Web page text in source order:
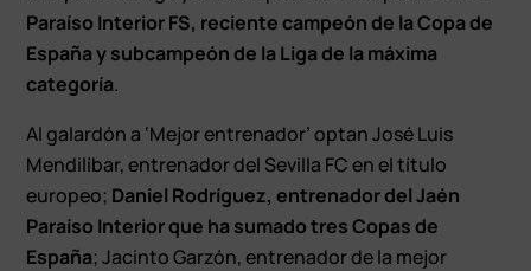
Paraíso Interior FS, reciente campeón de la Copa de
España y subcampeón de la Liga de la máxima
categoría.
Al galardón a ‘Mejor entrenador’ optan José Luis
Mendilíbar, entrenador del Sevilla FC en el título
europeo; Daniel Rodríguez, entrenador del Jaén
Paraíso Interior que ha sumado tres Copas de
España; Jacinto Garzón, entrenador de la mejor